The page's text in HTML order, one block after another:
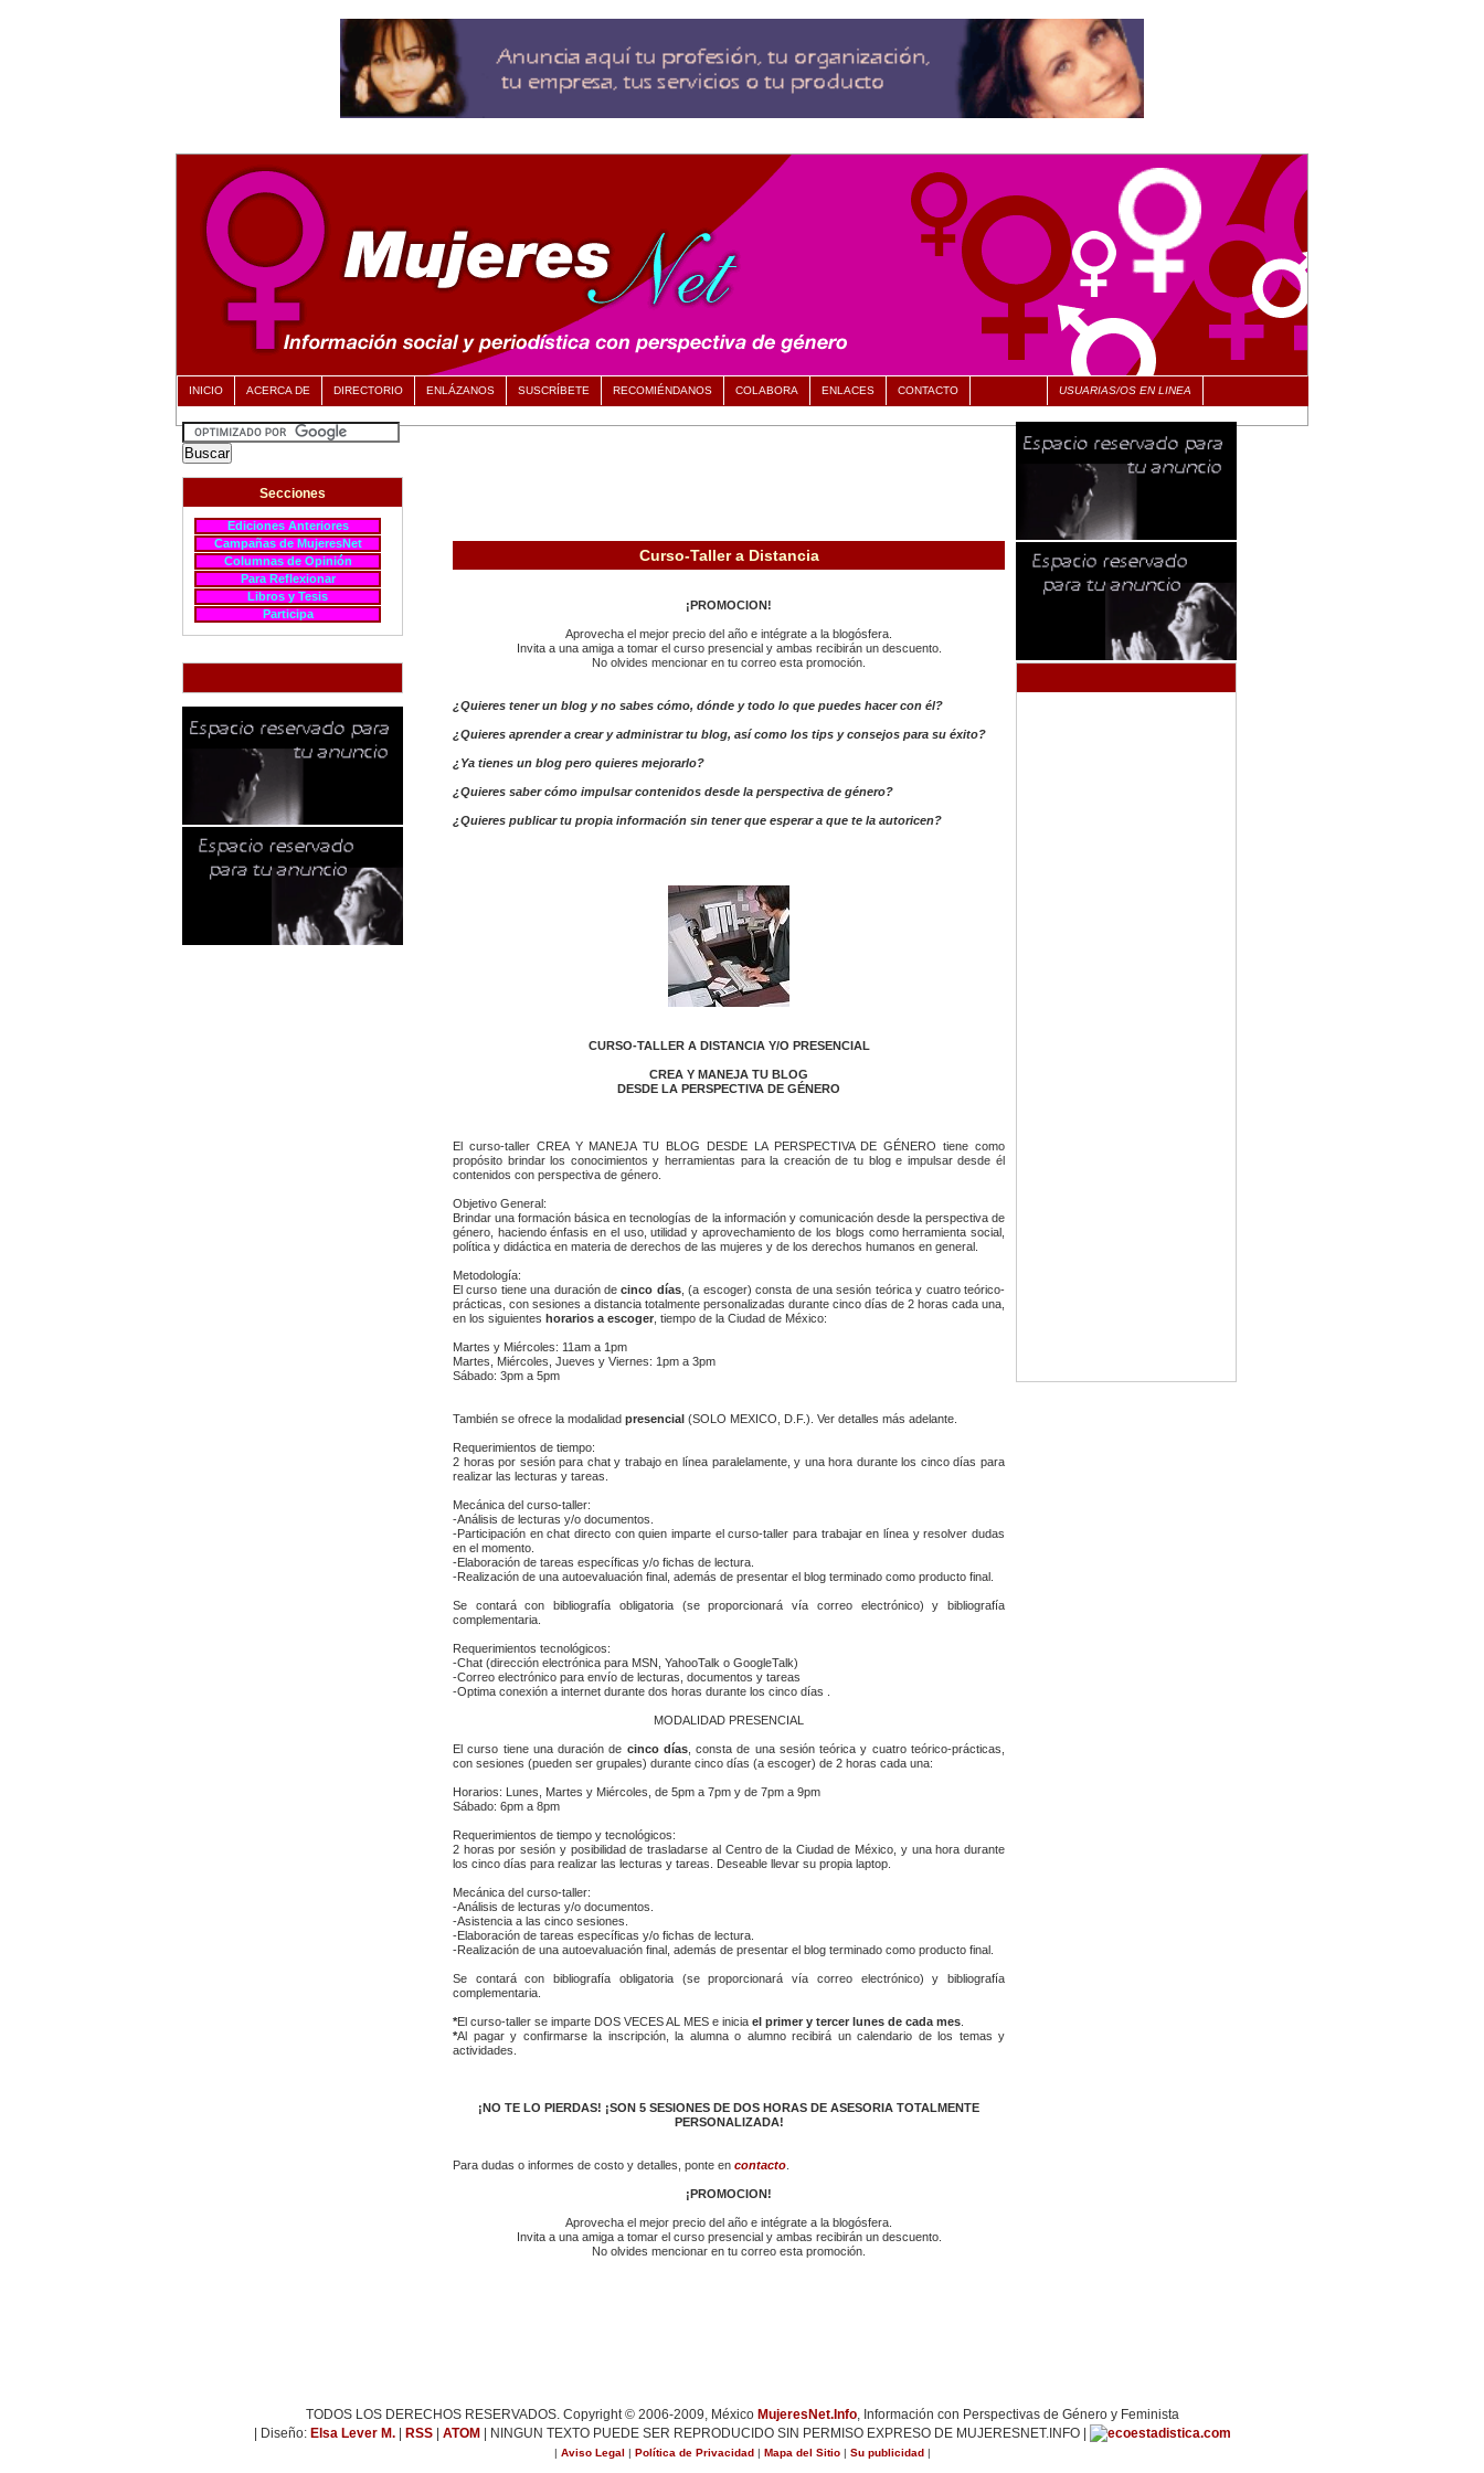
INICIO ACERCA DE DIRECTORIO ENLÁZANOS SUSCRÍBETE RECOMIÉNDANOS COLABORA ENLACES CONTACTO USUARIAS/OS EN LINEA
Secciones
Ediciones Anteriores
Campañas de MujeresNet
Columnas de Opinión
Para Reflexionar
Libros y Tesis
Participa
Curso-Taller a Distancia
¡PROMOCION!
Aprovecha el mejor precio del año e intégrate a la blogósfera.
Invita a una amiga a tomar el curso presencial y ambas recibirán un descuento.
No olvides mencionar en tu correo esta promoción.
¿Quieres tener un blog y no sabes cómo, dónde y todo lo que puedes hacer con él?
¿Quieres aprender a crear y administrar tu blog, así como los tips y consejos para su éxito?
¿Ya tienes un blog pero quieres mejorarlo?
¿Quieres saber cómo impulsar contenidos desde la perspectiva de género?
¿Quieres publicar tu propia información sin tener que esperar a que te la autoricen?
CURSO-TALLER A DISTANCIA Y/O PRESENCIAL
CREA Y MANEJA TU BLOG
DESDE LA PERSPECTIVA DE GÉNERO
El curso-taller CREA Y MANEJA TU BLOG DESDE LA PERSPECTIVA DE GÉNERO tiene como
propósito brindar los conocimientos y herramientas para la creación de tu blog e impulsar desde él
contenidos con perspectiva de género.
Objetivo General:
Brindar una formación básica en tecnologías de la información y comunicación desde la perspectiva de
género, haciendo énfasis en el uso, utilidad y aprovechamiento de los blogs como herramienta social,
política y didáctica en materia de derechos de las mujeres y de los derechos humanos en general.
Metodología:
El curso tiene una duración decinco días, (a escoger) consta de una sesión teórica y cuatro teórico-
prácticas, con sesiones a distancia totalmente personalizadas durante cinco días de 2 horas cada una,
en los siguientes horarios a escoger , tiempo de la Ciudad de México:
Martes y Miércoles: 11am a 1pm
Martes, Miércoles, Jueves y Viernes: 1pm a 3pm
Sábado: 3pm a 5pm
También se ofrece la modalidad presencial (SOLO MEXICO, D.F.). Ver detalles más adelante.
Requerimientos de tiempo:
2 horas por sesión para chat y trabajo en línea paralelamente, y una hora durante los cinco días para
realizar las lecturas y tareas.
Mecánica del curso-taller:
-Análisis de lecturas y/o documentos.
-Participación en chat directo con quien imparte el curso-taller para trabajar en línea y resolver dudas
en el momento.
-Elaboración de tareas específicas y/o fichas de lectura.
-Realización de una autoevaluación final, además de presentar el blog terminado como producto final.
Se contará con bibliografía obligatoria (se proporcionará vía correo electrónico) y bibliografía
complementaria.
Requerimientos tecnológicos:
-Chat (dirección electrónica para MSN, YahooTalk o GoogleTalk)
-Correo electrónico para envío de lecturas, documentos y tareas
-Optima conexión a internet durante dos horas durante los cinco días .
MODALIDAD PRESENCIAL
El curso tiene una duración de cinco días, consta de una sesión teórica y cuatro teórico-prácticas,
con sesiones (pueden ser grupales) durante cinco días (a escoger) de 2 horas cada una:
Horarios: Lunes, Martes y Miércoles, de 5pm a 7pm y de 7pm a 9pm
Sábado: 6pm a 8pm
Requerimientos de tiempo y tecnológicos:
2 horas por sesión y posibilidad de trasladarse al Centro de la Ciudad de México, y una hora durante
los cinco días para realizar las lecturas y tareas. Deseable llevar su propia laptop.
Mecánica del curso-taller:
-Análisis de lecturas y/o documentos.
-Asistencia a las cinco sesiones.
-Elaboración de tareas específicas y/o fichas de lectura.
-Realización de una autoevaluación final, además de presentar el blog terminado como producto final.
Se contará con bibliografía obligatoria (se proporcionará vía correo electrónico) y bibliografía
complementaria.
*El curso-taller se imparte DOS VECES AL MES e inicia el primer y tercer lunes de cada mes
*Al pagar y confirmarse la inscripción, la alumna o alumno recibirá un calendario de los temas y
actividades.
¡NO TE LO PIERDAS! ¡SON 5 SESIONES DE DOS HORAS DE ASESORIA TOTALMENTE
PERSONALIZADA!
Para dudas o informes de costo y detalles, ponte en contacto
¡PROMOCION!
Aprovecha el mejor precio del año e intégrate a la blogósfera.
Invita a una amiga a tomar el curso presencial y ambas recibirán un descuento.
No olvides mencionar en tu correo esta promoción.
TODOS LOS DERECHOS RESERVADOS. Copyright © 2006-2009, México MujeresNet.Info, Información con Perspectivas de Género y Feminista
| Diseño: Elsa Lever M.| RSS| ATOM| NINGUN TEXTO PUEDE SER REPRODUCIDO SIN PERMISO EXPRESO DE MUJERESNET.INFO |
| Aviso Legal | Política de Privacidad| Mapa del Sitio| Su publicidad|